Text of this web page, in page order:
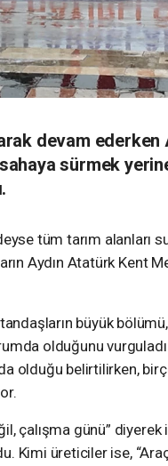
devam ederken
sürmek
tüm tarım alanları
Aydın Atatürk Kent
büyük
olduğunu
olduğu belirtilirken,
çalışma günü” diyerek
Kimi üreticiler ise,